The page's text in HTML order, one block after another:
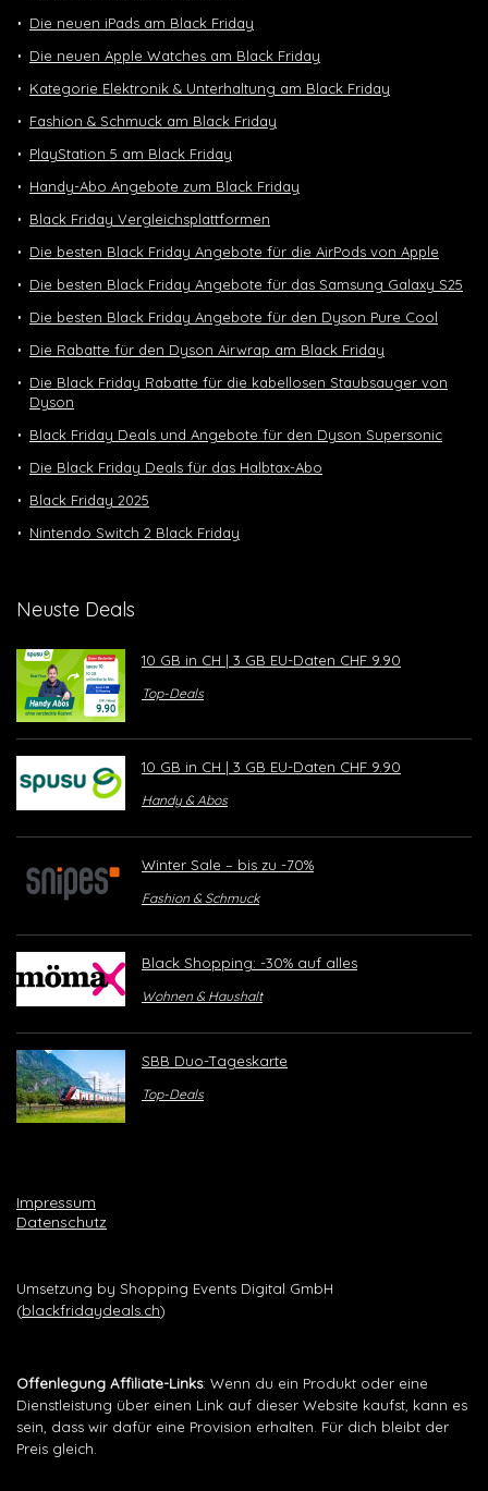
Die neuen iPads am Black Friday
Die neuen Apple Watches am Black Friday
Kategorie Elektronik & Unterhaltung am Black Friday
Fashion & Schmuck am Black Friday
PlayStation 5 am Black Friday
Handy-Abo Angebote zum Black Friday
Black Friday Vergleichsplattformen
Die besten Black Friday Angebote für die AirPods von Apple
Die besten Black Friday Angebote für das Samsung Galaxy S25
Die besten Black Friday Angebote für den Dyson Pure Cool
Die Rabatte für den Dyson Airwrap am Black Friday
Die Black Friday Rabatte für die kabellosen Staubsauger von
Dyson
Black Friday Deals und Angebote für den Dyson Supersonic
Die Black Friday Deals für das Halbtax-Abo
Black Friday 2025
Nintendo Switch 2 Black Friday
Neuste Deals
10 GB in CH | 3 GB EU-Daten CHF 9.90
Top-Deals
10 GB in CH | 3 GB EU-Daten CHF 9.90
Handy & Abos
Winter Sale – bis zu -70%
Fashion & Schmuck
Black Shopping: -30% auf alles
Wohnen & Haushalt
SBB Duo-Tageskarte
Top-Deals
Impressum
Datenschutz
Umsetzung by Shopping Events Digital GmbH
(blackfridaydeals.ch)
Offenlegung Affiliate-Links: Wenn du ein Produkt oder eine
Dienstleistung über einen Link auf dieser Website kaufst, kann es
sein, dass wir dafür eine Provision erhalten. Für dich bleibt der
Preis gleich.